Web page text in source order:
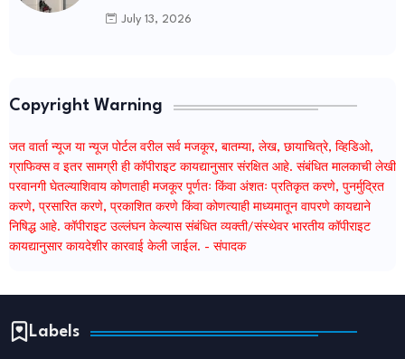
July 13, 2026
Copyright Warning
जत वार्ता न्यूज या न्यूज पोर्टल वरील सर्व मजकूर, बातम्या, लेख, छायाचित्रे, व्हिडिओ,
ग्राफिक्स व इतर सामग्री ही कॉपीराइट कायद्यानुसार संरक्षित आहे. संबंधित मालकाची लेखी
परवानगी घेतल्याशिवाय कोणताही मजकूर पूर्णतः किंवा अंशतः प्रतिकृत करणे, पुनर्मुद्रित
करणे, प्रसारित करणे, प्रकाशित करणे किंवा कोणत्याही माध्यमातून वापरणे कायद्याने
निषिद्ध आहे. कॉपीराइट उल्लंघन केल्यास संबंधित व्यक्ती/संस्थेवर भारतीय कॉपीराइट
कायद्यानुसार कायदेशीर कारवाई केली जाईल. - संपादक
Labels